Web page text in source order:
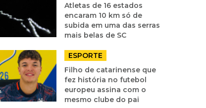
Atletas de 16 estados
encaram 10 km só de
subida em uma das serras
mais belas de SC
ESPORTE
Filho de catarinense que
fez história no futebol
europeu assina com o
mesmo clube do pai